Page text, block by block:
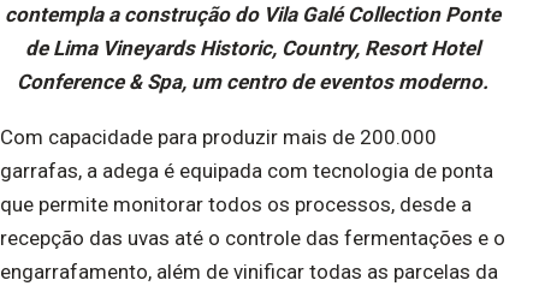
contempla a construção do Vila Galé Collection Ponte
de Lima Vineyards Historic, Country, Resort Hotel
Conference & Spa, um centro de eventos moderno.
Com capacidade para produzir mais de 200.000
garrafas, a adega é equipada com tecnologia de ponta
que permite monitorar todos os processos, desde a
recepção das uvas até o controle das fermentações e o
engarrafamento, além de vinificar todas as parcelas da